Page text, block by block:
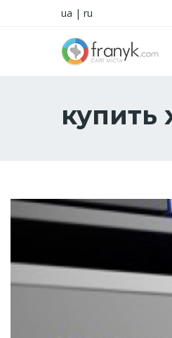
ua | ru
купить